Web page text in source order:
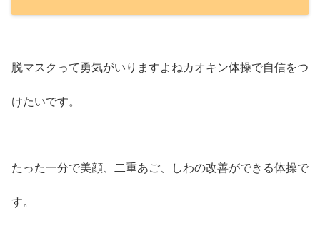
脱マスクって勇気がいりますよねカオキン体操で自信をつ
けたいです。
たった一分で美顔、二重あご、しわの改善ができる体操で
す。